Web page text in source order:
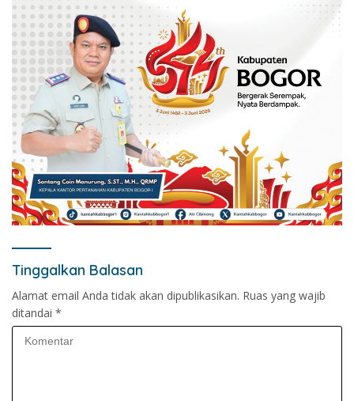
Tinggalkan Balasan
Alamat email Anda tidak akan dipublikasikan. Ruas yang wajib
ditandai *